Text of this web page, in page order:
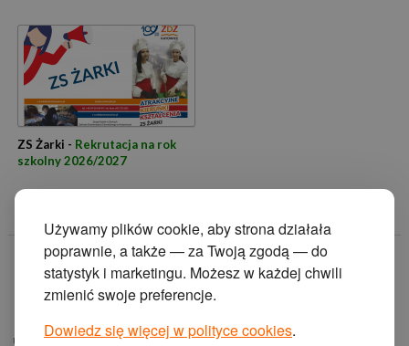
Używamy plików cookie, aby strona działała
poprawnie, a także — za Twoją zgodą — do
statystyk i marketingu. Możesz w każdej chwili
zmienić swoje preferencje.
Dowiedz się więcej w polityce cookies.
ZS Żarki - Rekrutacja na rok
szkolny 2026/2027
© 2014 Zakład
Doskonalenia
Zawodowego w
ul. Krasińskiego 2, 40-